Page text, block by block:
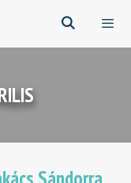
Sándorra